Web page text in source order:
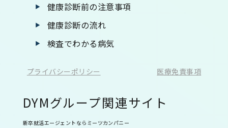
健康診断前の注意事項
健康診断の流れ
検査でわかる病気
プライバシーポリシー 医療免責事項
DYMグループ関連サイト
新卒就活エージェントならミーツカンパニー